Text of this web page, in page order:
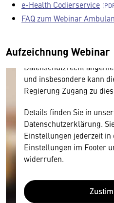
e-Health Codierservice
FAQ zum Webinar
Aufzeichnung Webinar
Ihre Zustimmung, da Ihr
personenbezogene
Diese Daten unterliegen
Datenschutzrecht
und insbesondere kann
Regierung Zugang zu
Details finden Sie in
Datenschutzerklärung.
Einstellungen jederzeit in
Einstellungen im Footer
widerrufen.